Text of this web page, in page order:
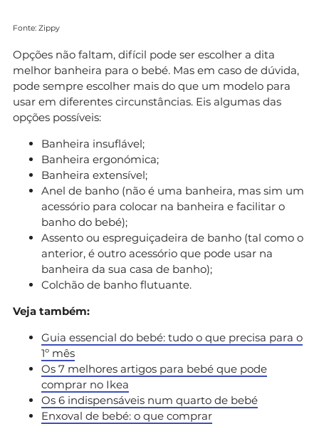
Fonte: Zippy
Opções não faltam, difícil pode ser escolher a dita
melhor banheira para o bebé. Mas em caso de dúvida,
pode sempre escolher mais do que um modelo para
usar em diferentes circunstâncias. Eis algumas das
opções possíveis:
Banheira insuflável;
Banheira ergonómica;
Banheira extensível;
Anel de banho (não é uma banheira, mas sim um
acessório para colocar na banheira e facilitar o
banho do bebé);
Assento ou espreguiçadeira de banho (tal como o
anterior, é outro acessório que pode usar na
banheira da sua casa de banho);
Colchão de banho flutuante.
Veja também:
Guia essencial do bebé: tudo o que precisa para o
1º mês
Os 7 melhores artigos para bebé que pode
comprar no Ikea
Os 6 indispensáveis num quarto de bebé
Enxoval de bebé: o que comprar